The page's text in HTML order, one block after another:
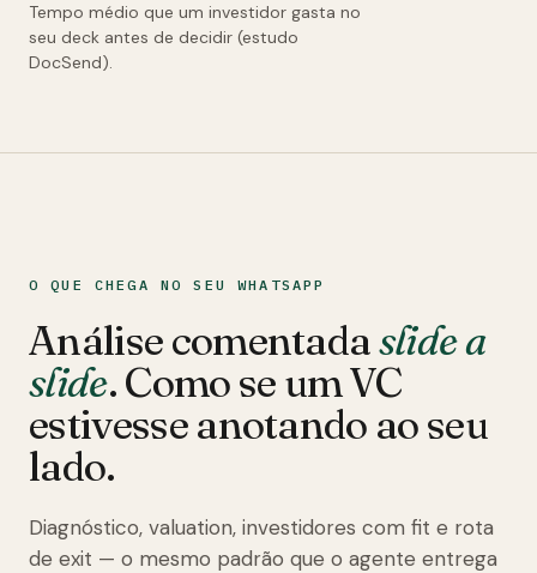
Tempo médio que um investidor gasta no
seu deck antes de decidir (estudo
DocSend).
O QUE CHEGA NO SEU WHATSAPP
Análise comentadaslide a
slide. Como se um VC
estivesse anotando ao seu
lado.
Diagnóstico, valuation, investidores com fit e rota
de exit — o mesmo padrão que o agente entrega